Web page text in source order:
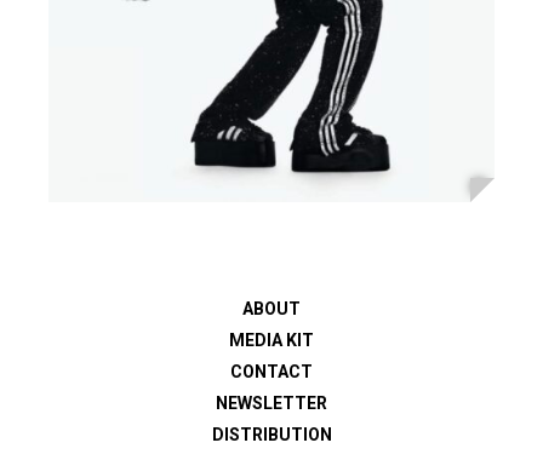
ABOUT
MEDIA KIT
CONTACT
NEWSLETTER
DISTRIBUTION